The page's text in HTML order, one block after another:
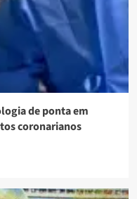
de ponta em
coronarianos